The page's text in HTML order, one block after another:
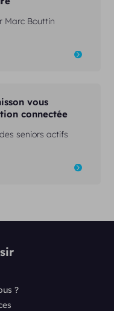
Marc Bouttin
vous
connectée
seniors actifs
?